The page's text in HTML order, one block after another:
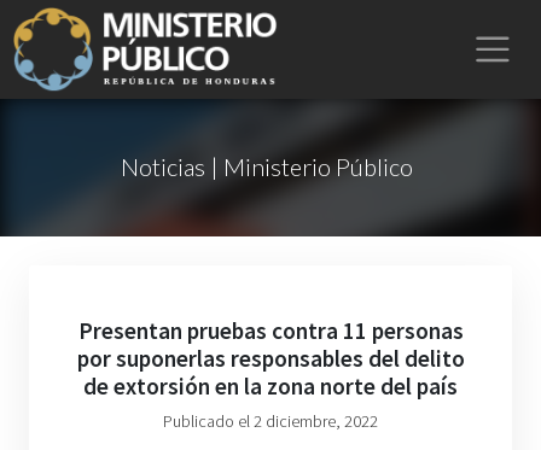
Noticias | Ministerio Público
Presentan pruebas contra 11 personas
por suponerlas responsables del delito
de extorsión en la zona norte del país
Publicado el 2 diciembre, 2022